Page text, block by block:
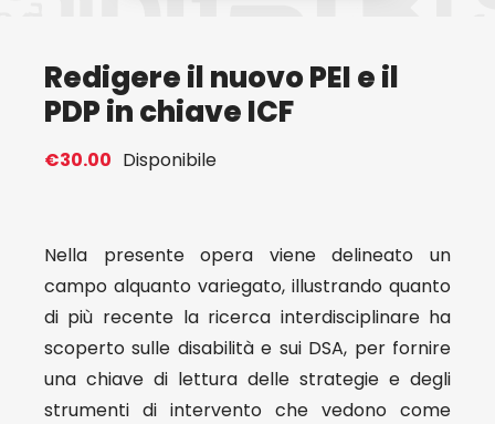
Redigere il nuovo PEI e il
PDP in chiave ICF
€30.00 Disponibile
Nella presente opera viene delineato un
campo alquanto variegato, illustrando quanto
di più recente la ricerca interdisciplinare ha
scoperto sulle disabilità e sui DSA, per fornire
una chiave di lettura delle strategie e degli
strumenti di intervento che vedono come